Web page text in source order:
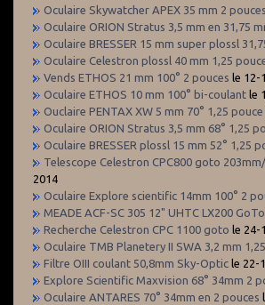
Oculaire Skywatcher APEX 35 mm 2 pouces
Oculaire ORION Stratus 3,5 mm en 31,75
Oculaire BRESSER 15 mm super plossl
Oculaire Celestron plossl 40 mm 1,25
Vends ETHOS 21 mm 100° 2 pouces le 12-
Oculaire ETHOS 10 mm 100° bi-coulant le
Ouclaire PENTAX XW 5 mm 70° 1,25 pouce
Oculaire ORION Stratus 3,5 mm 68° 1,25
Oculaire BRESSER plossl 15 mm 52° 1,25
Telescope Celestron CPC800 goto
2014
Oculaire Explore scientific 14mm 100° 2
MEADE ACF-SC 305 12" UHTC LX200 GoTo
Recherche Celestron CPC 1100 goto le 24-
Oculaire TMB Planetery II SWA 3,2 mm
Filtre OIII coulant 50,8mm Sky-Optic le 22-
Explore Scientific Maxvision 68° 34mm 2
Oculaire ANTARES 70° 34mm en 2 pouces